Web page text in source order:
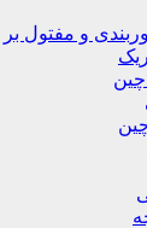
و مفتول بر
چین